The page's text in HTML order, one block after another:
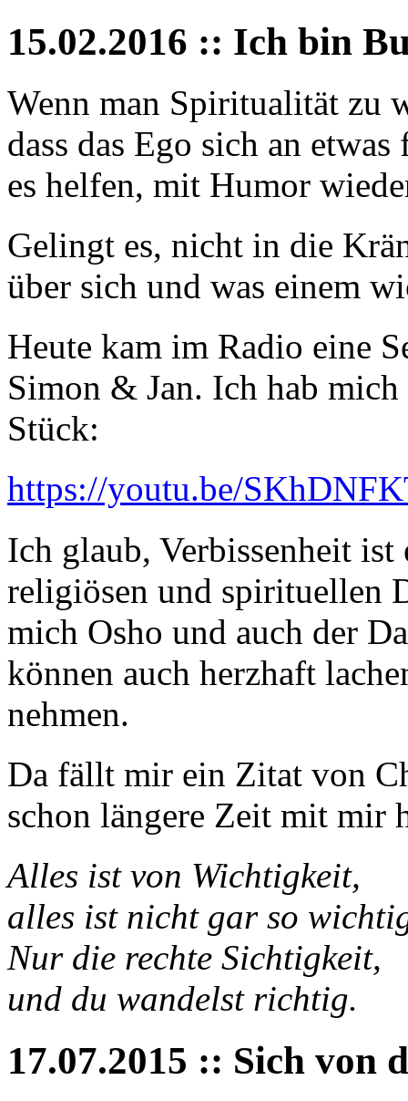
15.02.2016 :: Ich bin
Wenn man Spiritualität zu
dass das Ego sich an
es helfen, mit Humor
Gelingt es, nicht in die
über sich und was einem
Heute kam im Radio eine
Simon & Jan. Ich hab
Stück:
https://youtu.be/
Ich glaub, Verbissenheit ist
religiösen und spirituellen
mich Osho und auch der
können auch herzhaft
nehmen.
Da fällt mir ein Zitat von
schon längere Zeit mit mir
Alles ist von Wichtigkeit,
alles ist nicht gar so
Nur die rechte Sichtigkeit,
und du wandelst richtig.
17.07.2015 :: Sich von